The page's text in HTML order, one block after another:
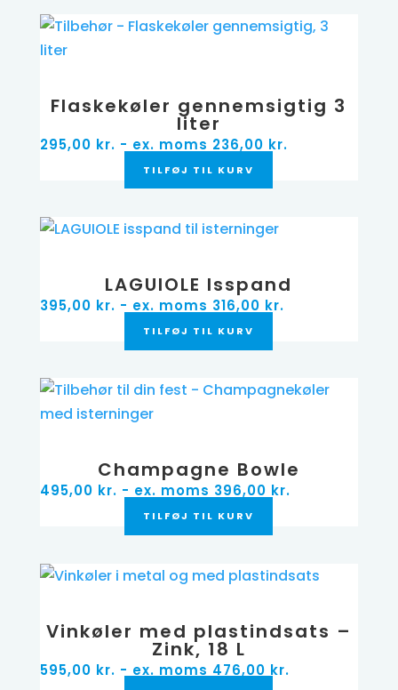
Flaskekøler gennemsigtig 3
liter
295,00 kr. - ex. moms 236,00 kr.
TILFØJ TIL KURV
LAGUIOLE Isspand
395,00 kr. - ex. moms 316,00 kr.
TILFØJ TIL KURV
Champagne Bowle
495,00 kr. - ex. moms 396,00 kr.
TILFØJ TIL KURV
Vinkøler med plastindsats –
Zink, 18 L
595,00 kr. - ex. moms 476,00 kr.